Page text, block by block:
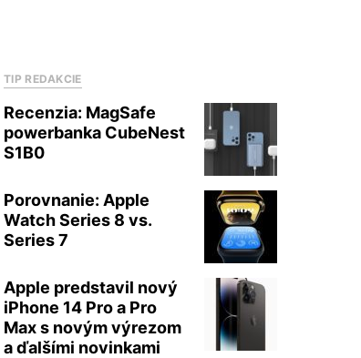
TIP REDAKCIE
Recenzia: MagSafe
powerbanka CubeNest
S1B0
Porovnanie: Apple
Watch Series 8 vs.
Series 7
Apple predstavil nový
iPhone 14 Pro a Pro
Max s novým výrezom
a ďalšími novinkami